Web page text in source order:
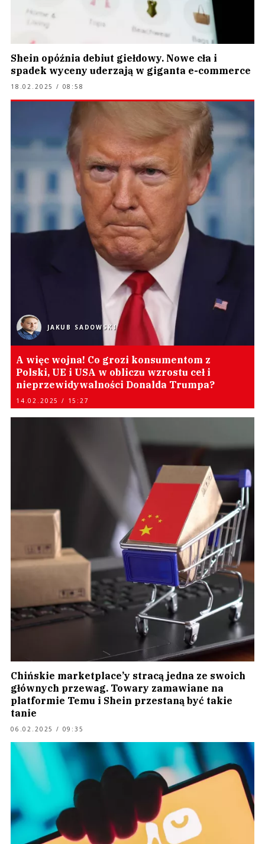
Shein opóźnia debiut giełdowy. Nowe cła i
spadek wyceny uderzają w giganta e-commerce
18.02.2025 / 08:58
JAKUB SADOWSKI
A więc wojna! Co grozi konsumentom z
Polski, UE i USA w obliczu wzrostu ceł i
nieprzewidywalności Donalda Trumpa?
14.02.2025 / 15:27
Chińskie marketplace’y stracą jedna ze swoich
głównych przewag. Towary zamawiane na
platformie Temu i Shein przestaną być takie
tanie
06.02.2025 / 09:35